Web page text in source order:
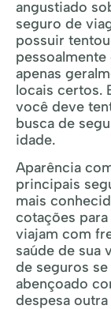
angustiado
seguro de
possuir
apenas
locais certos.
você deve
busca de
idade.
Aparência
principais
mais
cotações
viajam com
saúde de sua
de seguros
abençoado
despesa